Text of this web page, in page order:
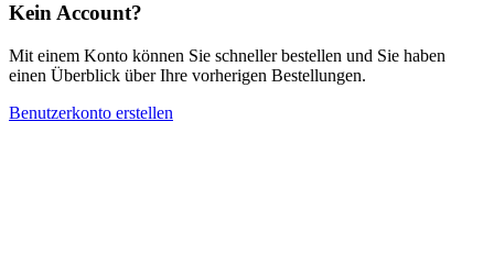
Kein Account?
Mit einem Konto können Sie schneller bestellen und Sie haben
einen Überblick über Ihre vorherigen Bestellungen.
Benutzerkonto erstellen